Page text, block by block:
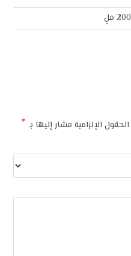
الحقول الإلزامية مشار إليها بـ *